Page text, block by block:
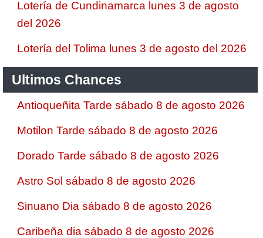
Lotería de Cundinamarca lunes 3 de agosto
del 2026
Lotería del Tolima lunes 3 de agosto del 2026
Ultimos Chances
Antioqueñita Tarde sábado 8 de agosto 2026
Motilon Tarde sábado 8 de agosto 2026
Dorado Tarde sábado 8 de agosto 2026
Astro Sol sábado 8 de agosto 2026
Sinuano Dia sábado 8 de agosto 2026
Caribeña dia sábado 8 de agosto 2026